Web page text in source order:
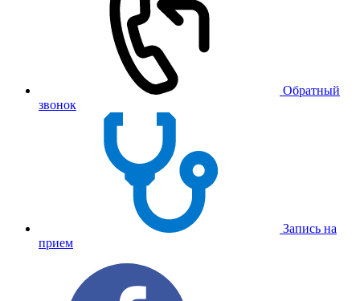
Обратный
звонок
Запись на
прием